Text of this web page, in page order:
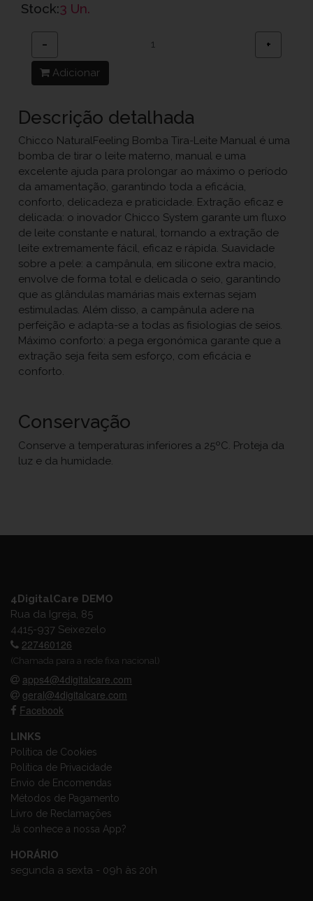
Stock:3 Un.
− +
Adicionar
Descrição detalhada
Chicco NaturalFeeling Bomba Tira-Leite Manual é uma
bomba de tirar o leite materno, manual e uma
excelente ajuda para prolongar ao máximo o período
da amamentação, garantindo toda a eficácia,
conforto, delicadeza e praticidade. Extração eficaz e
delicada: o inovador Chicco System garante um fluxo
de leite constante e natural, tornando a extração de
leite extremamente fácil, eficaz e rápida. Suavidade
sobre a pele: a campânula, em silicone extra macio,
envolve de forma total e delicada o seio, garantindo
que as glândulas mamárias mais externas sejam
estimuladas. Além disso, a campânula adere na
perfeição e adapta-se a todas as fisiologias de seios.
Máximo conforto: a pega ergonómica garante que a
extração seja feita sem esforço, com eficácia e
conforto.
Conservação
Conserve a temperaturas inferiores a 25ºC. Proteja da
luz e da humidade.
4DigitalCare DEMO
Rua da Igreja, 85
4415-937 Seixezelo
227460126
(Chamada para a rede fixa nacional)
apps4@4digitalcare.com
geral@4digitalcare.com
Facebook
LINKS
Política de Cookies
Política de Privacidade
Envio de Encomendas
Métodos de Pagamento
Livro de Reclamações
Já conhece a nossa App?
HORÁRIO
segunda a sexta - 09h às 20h